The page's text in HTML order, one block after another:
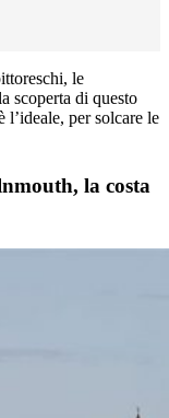
le
scoperta di questo
l’ideale, per solcare le
la costa